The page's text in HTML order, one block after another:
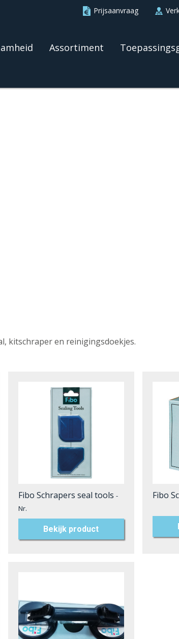
Prijsaanvraag
Assortiment
kitschraper en reinigingsdoekjes.
Fibo Schrapers seal tools-
Nr.
Bekijk product
Fibo